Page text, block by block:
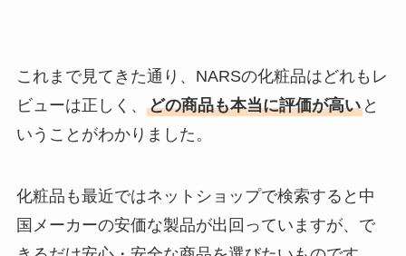
これまで見てきた通り、NARSの化粧品はどれもレ
ビューは正しく、 どの商品も本当に評価が高いと
いうことがわかりました。
化粧品も最近ではネットショップで検索すると中
国メーカーの安価な製品が出回っていますが、で